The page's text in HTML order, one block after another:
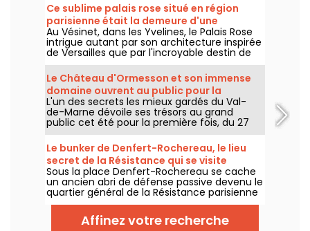
Ce sublime palais rose situé en région
parisienne était la demeure d'une
marquise excentrique de la Belle Epoque
Au Vésinet, dans les Yvelines, le Palais Rose
intrigue autant par son architecture inspirée
de Versailles que par l'incroyable destin de
l'une de ses plus célèbres habitantes : la
marquise Luisa Casati, figure excentrique de
la Belle Époque.
Le Château d'Ormesson et son immense
domaine ouvrent au public pour la
première fois cet été 2026
L'un des secrets les mieux gardés du Val-
de-Marne dévoile ses trésors au grand
public cet été pour la première fois, du 27
juillet au 4 septembre 2026. Le Château
d'Ormesson, domaine du XVIe siècle resté
dans la même lignée familiale depuis des
générations, invite les promeneurs à
découvrir son parc historique et son intérieur
fastueux.
Le bunker de Denfert-Rochereau, le lieu
secret de la Résistance qui se visite
gratuitement à Paris
Sous la place Denfert-Rochereau se cache
un ancien abri de défense passive devenu le
quartier général de la Résistance parisienne
en août 1944. Un lieu historique
exceptionnel, longtemps resté inaccessible
mais aujourd'hui ouvert à la visite.
Affinez votre recherche